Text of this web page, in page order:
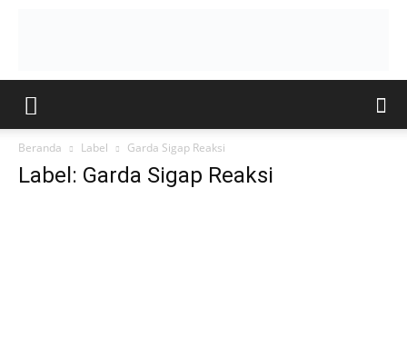
Beranda Label Garda Sigap Reaksi
Label: Garda Sigap Reaksi